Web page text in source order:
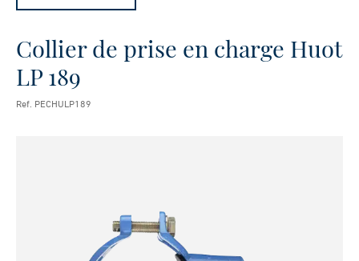
Collier de prise en charge Huot
LP 189
Ref. PECHULP189